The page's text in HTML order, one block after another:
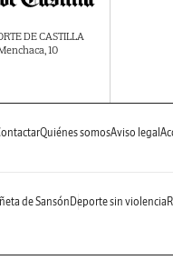
DE CASTILLA
10
Quiénes somosAviso legal
de Sansón Deporte sin violencia